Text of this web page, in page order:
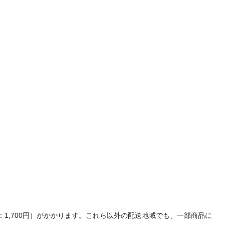
円）がかかります。これら以外の配送地域でも、一部商品に